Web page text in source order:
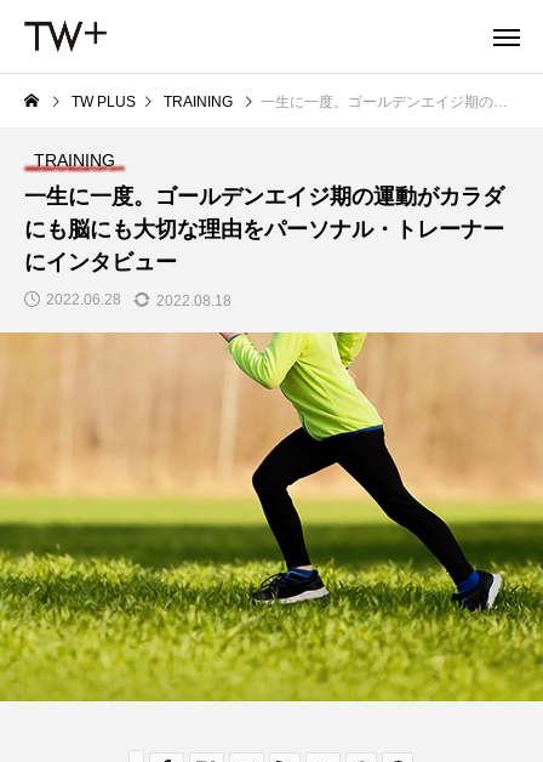
TW PLUS TRAINING 一生に一度。ゴールデンエイジ期の運動がカラダにも脳にも大切な理由をパーソナル・トレーナーにインタビュー
TRAINING
一生に一度。ゴールデンエイジ期の運動がカラダ
にも脳にも大切な理由をパーソナル・トレーナー
にインタビュー
2022.06.28 2022.08.18